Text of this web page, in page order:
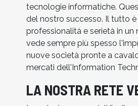
tecnologie informatiche.
del nostro successo. Il tutto
professionalità e serietà in un
vede sempre più spesso
nuove società pronte a
mercati dell'Information
LA NOSTRA RETE